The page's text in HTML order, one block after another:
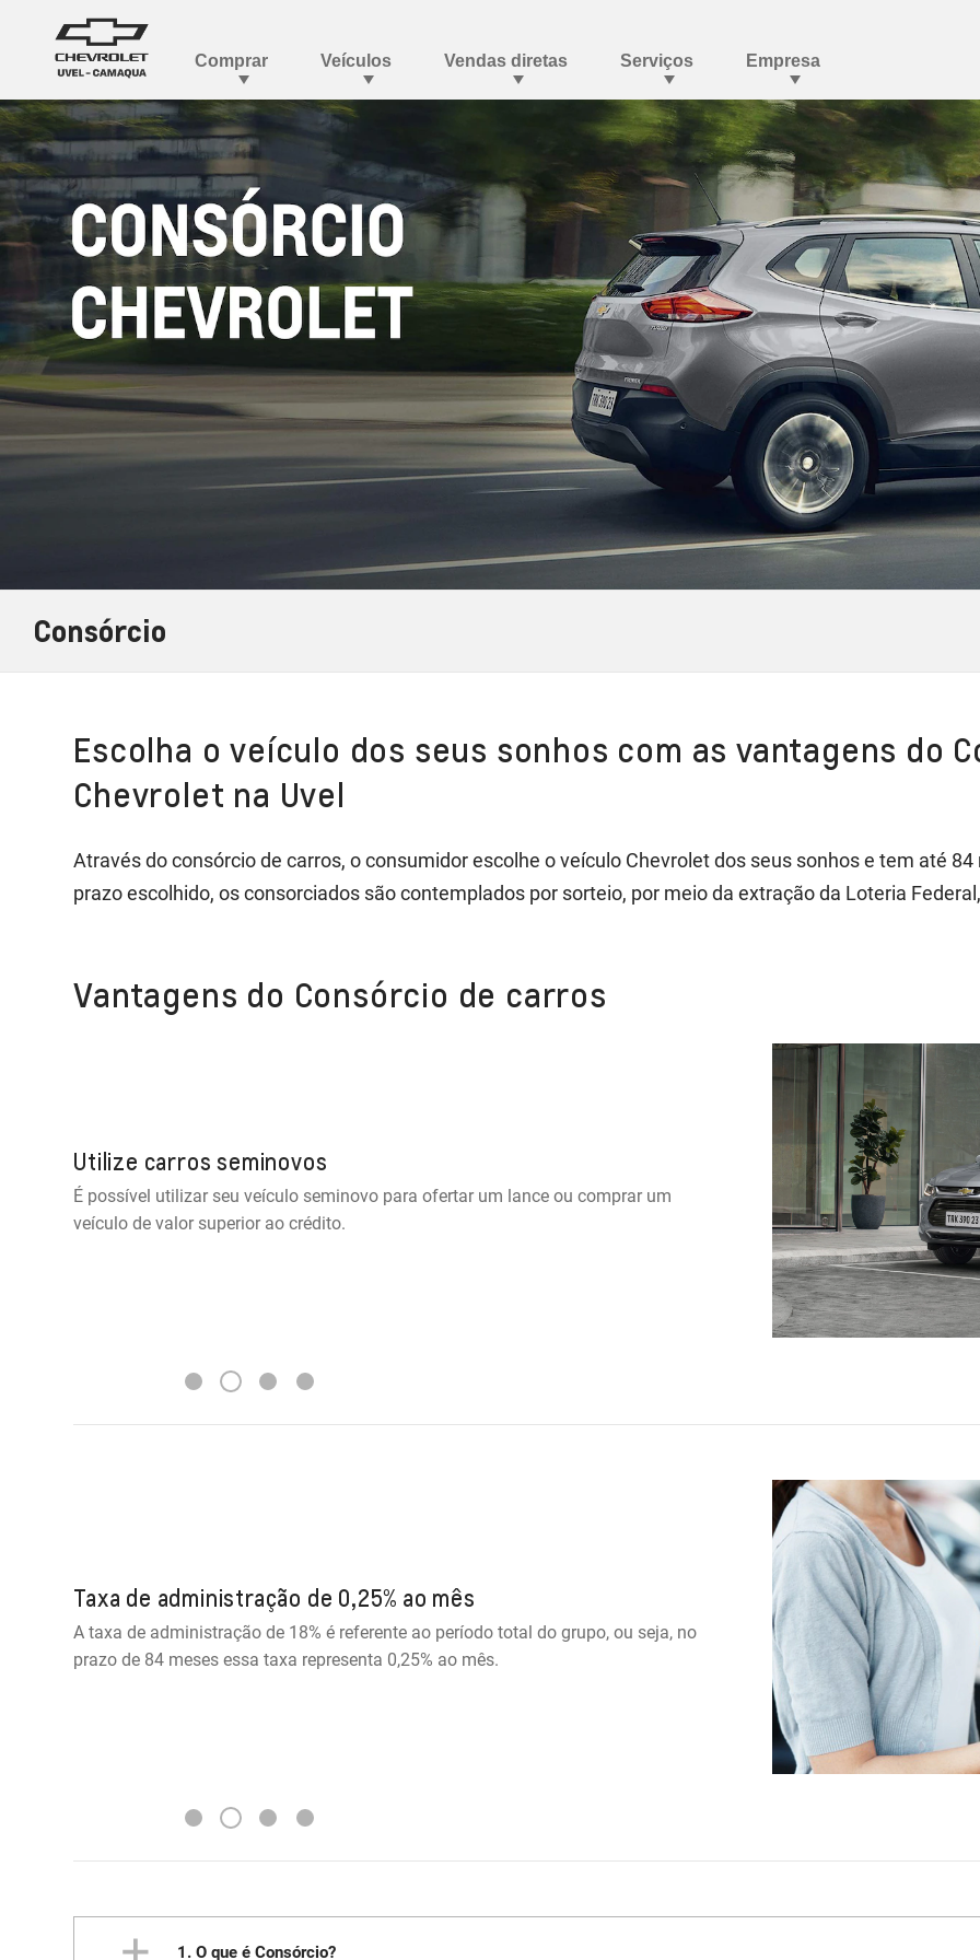
Consórcio
Escolha o veículo dos seus sonhos com as vantagens do
Chevrolet na Uvel
Através do consórcio de carros, o consumidor escolhe o veículo Chevrolet dos seus sonhos e tem até
prazo escolhido, os consorciados são contemplados por sorteio, por meio da extração da Loteria
Vantagens do Consórcio de carros
Utilize carros seminovos
É possível utilizar seu veículo seminovo para ofertar um lance ou comprar um
veículo de valor superior ao crédito.
1 2 3 4
Taxa de administração de 0,25% ao mês
A taxa de administração de 18% é referente ao período total do grupo, ou seja, no
prazo de 84 meses essa taxa representa 0,25% ao mês.
1 2 3 4
1. O que é Consórcio?